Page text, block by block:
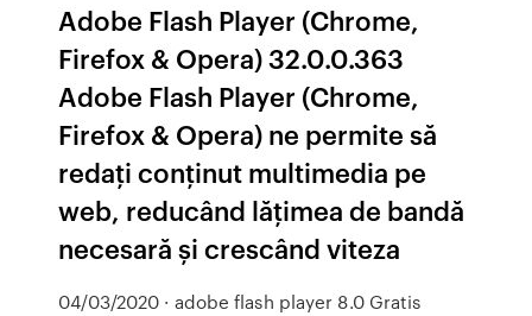
Adobe Flash Player (Chrome,
Firefox & Opera) 32.0.0.363
Adobe Flash Player (Chrome,
Firefox & Opera) ne permite să
redați conținut multimedia pe
web, reducând lățimea de bandă
necesară și crescând viteza
04/03/2020 · adobe flash player 8.0 Gratis